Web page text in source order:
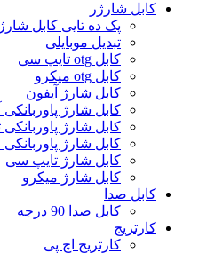
کابل شارژر
پک ده تایی کابل
تبدیل موبایلی
کابل otg تایپ سی
کابل otg میکرو
کابل شارژ آیفون
کابل شارژ پاوربانکی
کابل شارژ
کابل شارژ
کابل شارژ تایپ سی
کابل شارژ میکرو
کابل صدا
کابل صدا 90 درجه
کارتریج
کارتریج اچ پی